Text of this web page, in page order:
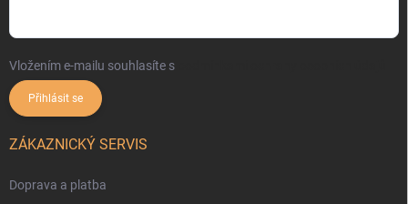
Vložením e-mailu souhlasíte s
Přihlásit se
ZÁKAZNICKÝ SERVIS
Doprava a platba